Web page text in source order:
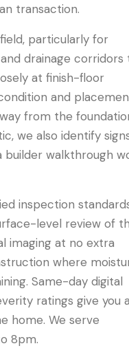
transaction.
particularly for
drainage corridors
at finish-floor
and
from the
we also identify
walkthrough
inspection
level review of
imaging at no extra
where
Same-day digital
ratings give you a
home. We serve
8pm.